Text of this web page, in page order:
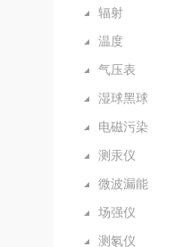
辐射
温度
气压表
湿球黑球
电磁污染
测汞仪
微波漏能
场强仪
测氡仪